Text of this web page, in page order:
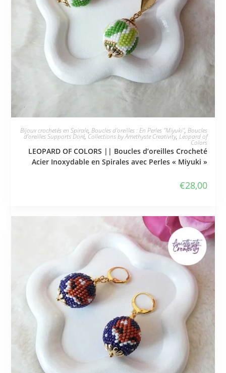
JE L'ADOPTE
Bijoux crochetés en Spirale, Boucles d'oreilles : En Perles "Miyuki", Boucles
d'oreilles Supports Doré, Collections by Amethyste Creativity, Leopard of
Colors
LEOPARD OF COLORS || Boucles d’oreilles Crocheté
Acier Inoxydable en Spirales avec Perles « Miyuki »
€28,00